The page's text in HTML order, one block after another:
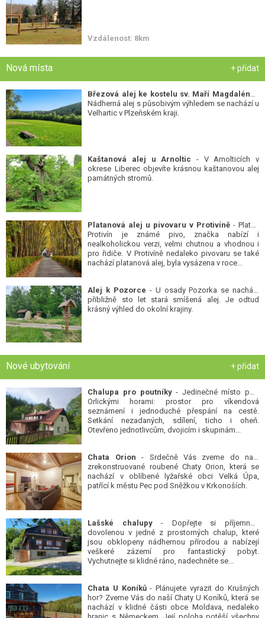
Vzdálenost: 8km
Nová místa + přidat
Nádherná alej s působivým výhledem se nachází u
Velhartic v Plzeňském kraji.
Kaštanová alej u Arnoltic - V Arnolticích v
okrese Liberec objevíte krásnou kaštanovou alej
památných stromů.
Platanová alej u pivovaru v Protivíně - Platan
Protivín je známé pivo, značka nabízí i
nealkoholickou verzi, velmi chutnou a vhodnou i
pro řidiče. V Protivíně nedaleko pivovaru se také
nachází platanová alej, byla vysázena v roce...
Alej k Pozorce - U osady Pozorka se nachází
přibližně sto let stará smíšená alej. Je odtud
krásný výhled do okolní krajiny.
Nové ubytování + přidat
Chalupa pro poutníky- Jedinečné místo pod
Orlickými horami: prostor pro víkendová
seznámení i jednoduché přespání na cestě.
Setkání nezadaných, sdílení, ticho i oheň.
Otevřeno jednotlivcům, dvojicím i skupinám...
Chata Orion - Srdečně Vás zveme do naší
zrekonstruované roubené Chaty Orion, která se
nachází v oblíbené lyžařské obci Velká Úpa,
patřící k městu Pec pod Sněžkou v Krkonoších.
Lašské chalupy- Dopřejte si příjemnou
dovolenou v jedné z prostorných chalup, které
jsou obklopeny nádhernou přírodou a nabízejí
veškeré zázemí pro fantastický pobyt.
Vychutnejte si klidné ráno, nadechněte se...
Chata U Koníků- Plánujete vyrazit do Krušných
hor? Zveme Vás do naší Chaty U Koníků, která se
nachází v klidné části obce Moldava, nedaleko